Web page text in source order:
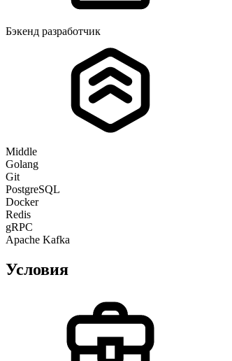
Бэкенд разработчик
Middle
Golang
Git
PostgreSQL
Docker
Redis
gRPC
Apache Kafka
Условия